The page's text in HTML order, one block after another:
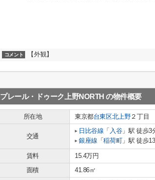
コメント 【外観】
プレール・ドゥーク上野NORTH の物件概要
所在地 東京都台東区北上野２丁目
交通
日比谷線 「 入谷」駅 徒歩3
銀座線 「稲荷町」駅 徒歩
賃料 15.4万円
面積
41.86㎡